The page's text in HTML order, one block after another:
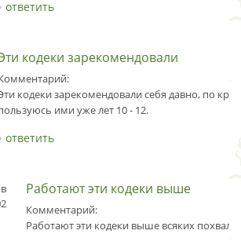
ответить
кодеки зарекомендовали
кодеки зарекомендовали себя давно, по
ими уже лет 10 - 12.
ответить
Работают эти кодеки выше
Комментарий:
Работают эти кодеки выше всяких похвал.